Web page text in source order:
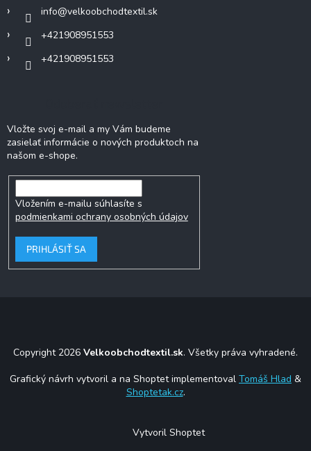
info@velkoobchodtextil.sk
+421908951553
+421908951553
Vložte svoj e-mail a my Vám budeme
zasielať informácie o nových produktoch na
našom e-shope.
Vložením e-mailu súhlasíte s
podmienkami ochrany osobných údajov
PRIHLÁSIŤ SA
Copyright 2026 Velkoobchodtextil.sk. Všetky práva vyhradené.
Grafický návrh vytvoril a na Shoptet implementoval Tomáš Hlad &
Shoptetak.cz.
Vytvoril Shoptet